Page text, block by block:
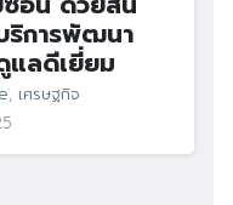
ริการพัฒนา
แลดีเยี่ยม
, เศรษฐกิจ